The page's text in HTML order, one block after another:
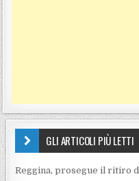
GLI ARTICOLI PIÙ LETTI
Reggina, prosegue il ritiro